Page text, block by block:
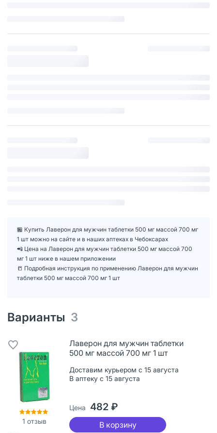
🏪 Купить Лаверон для мужчин таблетки 500 мг массой 700 мг
1 шт можно на сайте и в наших аптеках в Чебоксарах
📲 Цена на Лаверон для мужчин таблетки 500 мг массой 700
мг 1 шт ниже в нашем приложении
📒 Подробная инструкция по применению Лаверон для мужчин
таблетки 500 мг массой 700 мг 1 шт
Варианты 3
1 отзыв
Лаверон для мужчин таблетки
500 мг массой 700 мг 1 шт
Доставим курьером с 15 августа
В аптеку с 15 августа
Цена 482 ₽
В корзину